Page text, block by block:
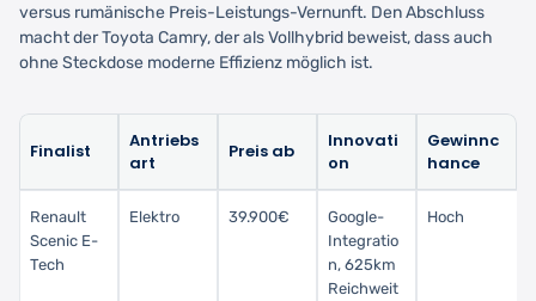
versus rumänische Preis-Leistungs-Vernunft. Den Abschluss
macht der Toyota Camry, der als Vollhybrid beweist, dass auch
ohne Steckdose moderne Effizienz möglich ist.
Finalist
Antriebs
art
Preis ab
Innovati
on
Gewinnc
hance
Renault
Scenic E-
Tech
Elektro 39.900€
Google-
Integratio
n, 625km
Reichweit
Hoch